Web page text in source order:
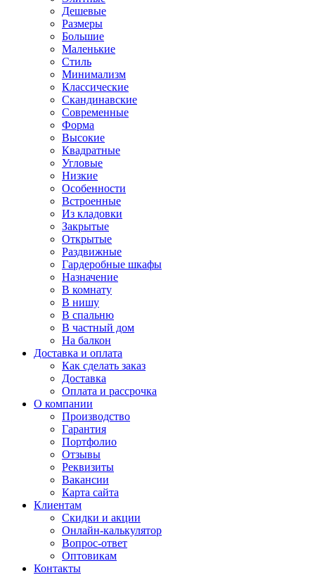
Дешевые
Размеры
Большие
Маленькие
Стиль
Минимализм
Классические
Скандинавские
Современные
Форма
Высокие
Квадратные
Угловые
Низкие
Особенности
Встроенные
Из кладовки
Закрытые
Открытые
Раздвижные
Гардеробные шкафы
Назначение
В комнату
В нишу
В спальню
В частный дом
На балкон
Доставка и оплата
Как сделать заказ
Доставка
Оплата и рассрочка
О компании
Производство
Гарантия
Портфолио
Отзывы
Реквизиты
Вакансии
Карта сайта
Клиентам
Скидки и акции
Онлайн-калькулятор
Вопрос-ответ
Оптовикам
Контакты